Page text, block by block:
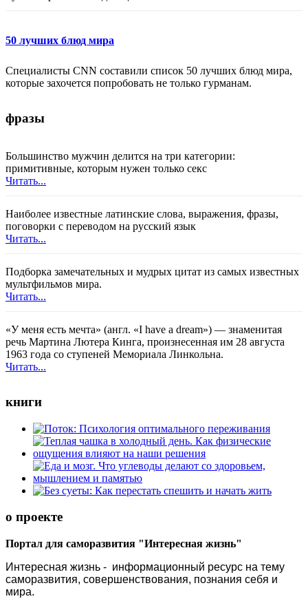
50 лучших блюд мира
Специалисты CNN составили список 50 лучших блюд мира,
которые захочется попробовать не только гурманам.
фразы
Большинство мужчин делится на три категории:
примитивные, которым нужен только секс
Читать...
Наиболее известные латинские слова, выражения, фразы,
поговорки с переводом на русский язык
Читать...
Подборка замечательных и мудрых цитат из самых известных
мультфильмов мира.
Читать...
«У меня есть мечта» (англ. «I have a dream») — знаменитая
речь Мартина Лютера Кинга, произнесенная им 28 августа
1963 года со ступеней Мемориала Линкольна.
Читать...
книги
о проекте
Портал для саморазвития "Интересная жизнь"
Интересная жизнь - информационный ресурс на тему
саморазвития, совершенствования, познания себя и
мира.